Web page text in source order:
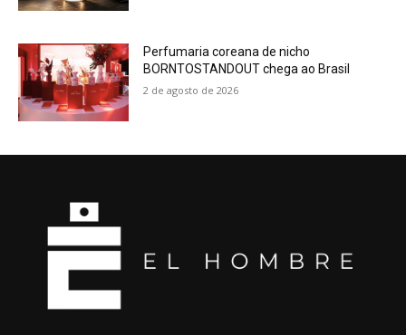
Perfumaria coreana de nicho
BORNTOSTANDOUT chega ao Brasil
2 de agosto de 2026